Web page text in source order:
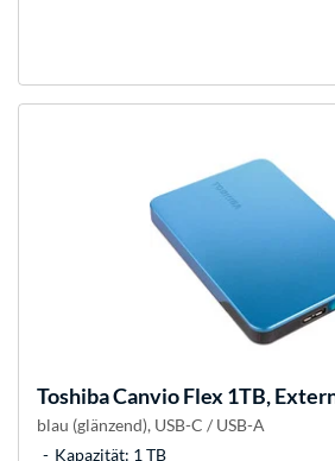
ToshibaCanvio Flex 1TB,
blau (glänzend), USB-C / USB-A
Kapazität: 1 TB